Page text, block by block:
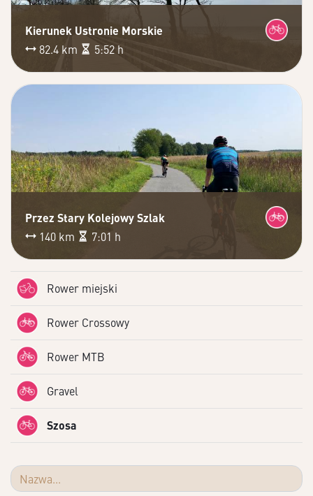
Kierunek Ustronie Morskie
82.4 km
5:52 h
Przez Stary Kolejowy Szlak
140 km
7:01 h
Rower miejski
Rower Crossowy
Rower MTB
Gravel
Szosa